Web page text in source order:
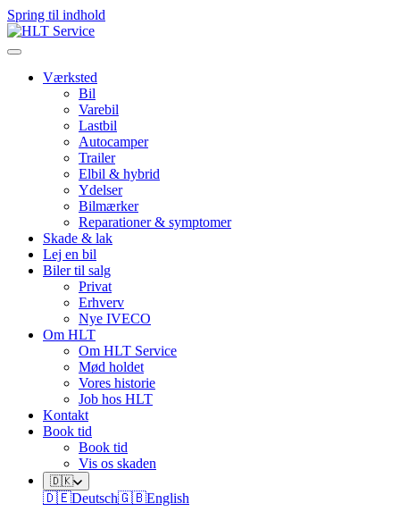
Spring til indhold
Værksted
Bil
Varebil
Lastbil
Autocamper
Trailer
Elbil & hybrid
Ydelser
Bilmærker
Reparationer & symptomer
Skade & lak
Lej en bil
Biler til salg
Privat
Erhverv
Nye IVECO
Om HLT
Om HLT Service
Mød holdet
Vores historie
Job hos HLT
Kontakt
Book tid
Book tid
Vis os skaden
🇩🇰
🇩🇪Deutsch🇬🇧English